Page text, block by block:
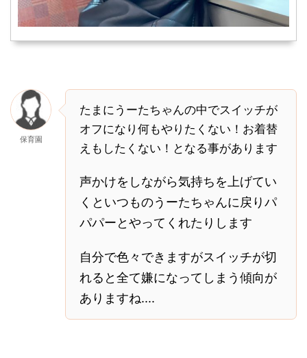
保育園
たまにうーたちゃんの中でスイッチが
オフになり何もやりたくない！お着替
えもしたくない！となる事があります
声かけをしながら気持ちを上げてい
くといつものうーたちゃんに戻りパ
パパーとやってくれたりします
自分で色々できますがスイッチが切
れると全て嫌になってしまう傾向が
ありますね....